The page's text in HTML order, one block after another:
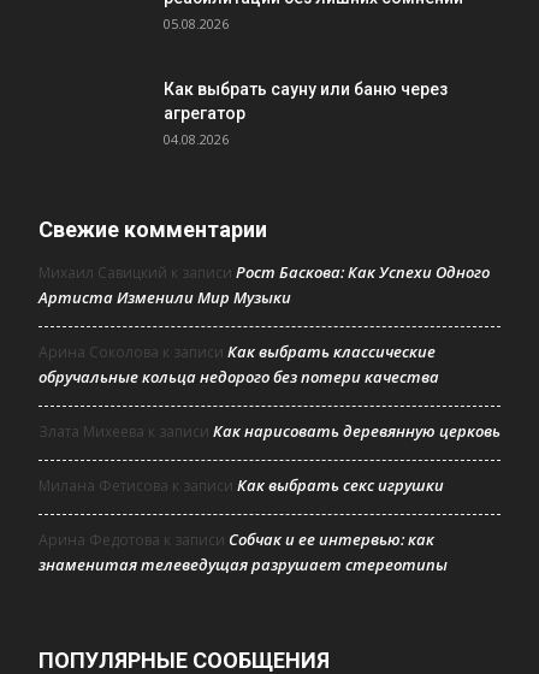
05.08.2026
Как выбрать сауну или баню через
агрегатор
04.08.2026
Свежие комментарии
Михаил Савицкий к записи Рост Баскова: Как Успехи Одного
Артиста Изменили Мир Музыки
Арина Соколова к записи Как выбрать классические
обручальные кольца недорого без потери качества
Злата Михеева к записи Как нарисовать деревянную церковь
Милана Фетисова к записи Как выбрать секс игрушки
Арина Федотова к записи Собчак и ее интервью: как
знаменитая телеведущая разрушает стереотипы
ПОПУЛЯРНЫЕ СООБЩЕНИЯ